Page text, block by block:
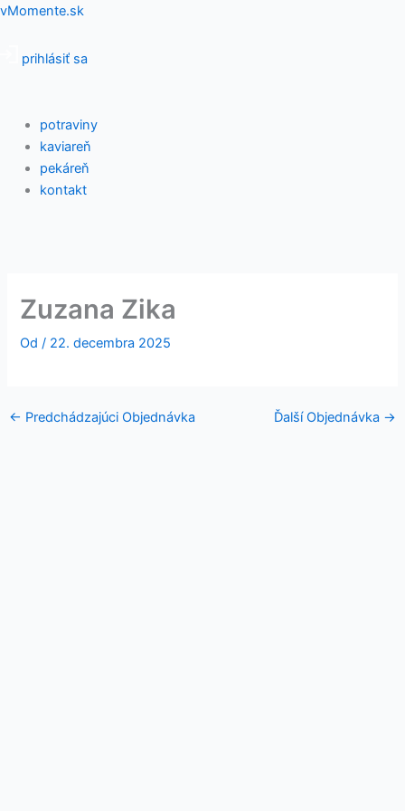
Preskočiť
obsah
vMomente.sk
prihlásiť sa
Menu
potraviny
kaviareň
pekáreň
kontakt
Zuzana Zika
Od / 22. decembra 2025
← Predchádzajúci Objednávka Ďalší Objednávka →